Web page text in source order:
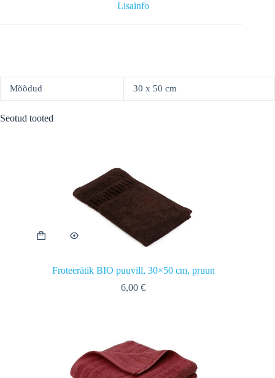
Lisainfo
Mõõdud 30 x 50 cm
Seotud tooted
Froteerätik BIO puuvill, 30×50 cm, pruun
6,00€